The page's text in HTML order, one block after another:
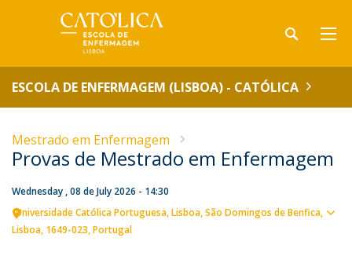
ESCOLA DE ENFERMAGEM (LISBOA) - CATÓLICA
Mestrado em Enfermagem
Provas de Mestrado em Enfermagem
Wednesday , 08 de July 2026 - 14:30
Universidade Católica Portuguesa Lisboa São Domingos de Benfica,
Lisboa 1649-023 Portugal